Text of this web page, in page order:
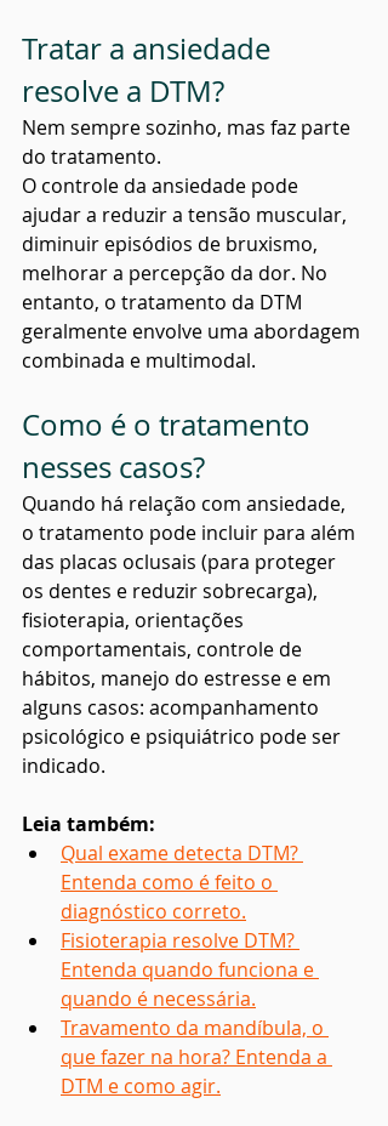
Tratar a ansiedade
resolve a DTM?
Nem sempre sozinho, mas faz parte
do tratamento.
O controle da ansiedade pode
ajudar a reduzir a tensão muscular,
diminuir episódios de bruxismo,
melhorar a percepção da dor. No
entanto, o tratamento da DTM
geralmente envolve uma abordagem
combinada e multimodal.
Como é o tratamento
nesses casos?
Quando há relação com ansiedade,
o tratamento pode incluir para além
das placas oclusais (para proteger
os dentes e reduzir sobrecarga),
fisioterapia, orientações
comportamentais, controle de
hábitos, manejo do estresse e em
alguns casos: acompanhamento
psicológico e psiquiátrico pode ser
indicado.
Leia também:
Qual exame detecta DTM?
Entenda como é feito o
diagnóstico correto.
Fisioterapia resolve DTM?
Entenda quando funciona e
quando é necessária.
Travamento da mandíbula, o
que fazer na hora? Entenda a
DTM e como agir.